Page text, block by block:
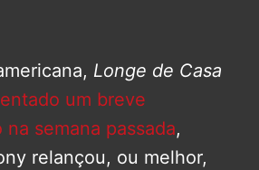
Longe de Casa
um breve
semana passada,
relançou, ou melhor,